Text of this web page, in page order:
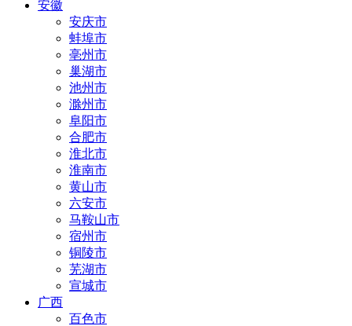
安徽
安庆市
蚌埠市
亳州市
巢湖市
池州市
滁州市
阜阳市
合肥市
淮北市
淮南市
黄山市
六安市
马鞍山市
宿州市
铜陵市
芜湖市
宣城市
广西
百色市